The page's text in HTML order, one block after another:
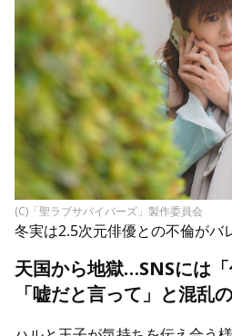
(C)「聖ラブサバイバーズ」製作委員会
冬実は2.5次元俳優との不倫がバ
天国から地獄…SNSには「
「嘘だと言って」と混乱